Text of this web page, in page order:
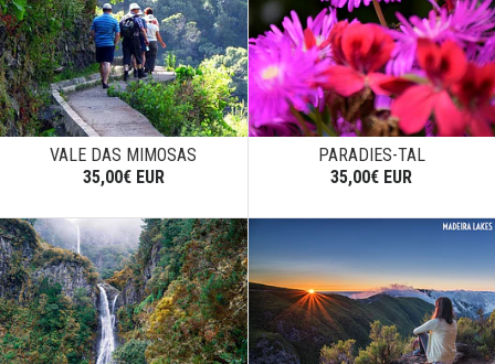
VALE DAS MIMOSAS
35,00€ EUR
PARADIES-TAL
35,00€ EUR